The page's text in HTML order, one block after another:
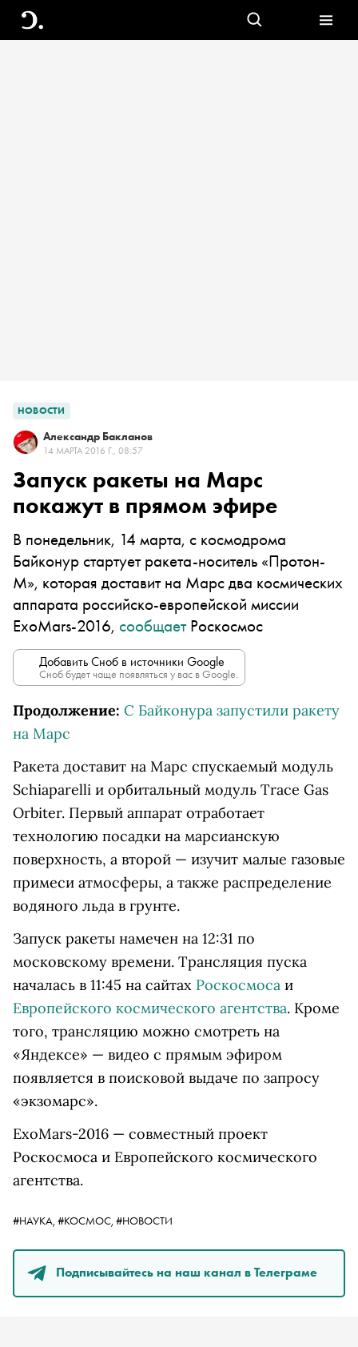
НОВОСТИ
Александр Бакланов
14 МАРТА 2016 Г., 08:57
Запуск ракеты на Марс
покажут в прямом эфире
В понедельник, 14 марта, с космодрома
Байконур стартует ракета-носитель «Протон-
М», которая доставит на Марс два космических
аппарата российско-европейской миссии
ExoMars-2016, сообщаетРоскосмос
Добавить Сноб в источники Google
Сноб будет чаще появляться у вас в Google.
Продолжение: С Байконура запустили ракету
на Марс
Ракета доставит на Марс спускаемый модуль
Schiaparelli и орбитальный модуль Trace Gas
Orbiter. Первый аппарат отработает
технологию посадки на марсианскую
поверхность, а второй — изучит малые газовые
примеси атмосферы, а также распределение
водяного льда в грунте.
Запуск ракеты намечен на 12:31 по
московскому времени. Трансляция пуска
началась в 11:45 на сайтах Роскосмоса и
Европейского космического агентства. Кроме
того, трансляцию можно смотреть на
«Яндексе» — видео с прямым эфиром
появляется в поисковой выдаче по запросу
«экзомарс».
ExoMars-2016 — совместный проект
Роскосмоса и Европейского космического
агентства.
#НАУКА, #КОСМОС, #НОВОСТИ
Подписывайтесь на наш канал в Телеграме